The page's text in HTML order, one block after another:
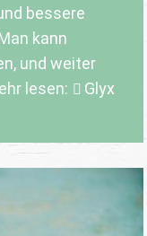
bessere
kann
und weiter
lesen:
Glyx